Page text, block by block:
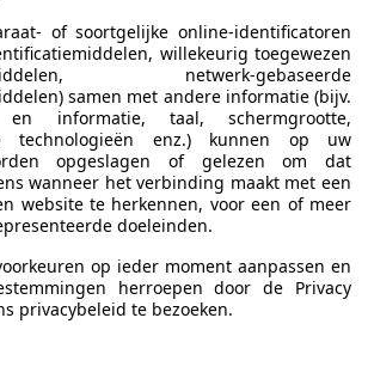
500
e 4MATIC |Pano|Camera|
of soortgelijke online-identificatoren
willekeurig toegewezen
netwerk-gebaseerde
samen met andere informatie (bijv.
en informatie, taal, schermgrootte,
technologieën enz.) kunnen op uw
opgeslagen of gelezen om dat
wanneer het verbinding maakt met een
website te herkennen, voor een of meer
doeleinden.
op ieder moment aanpassen en
herroepen door de Privacy
privacybeleid te bezoeken.